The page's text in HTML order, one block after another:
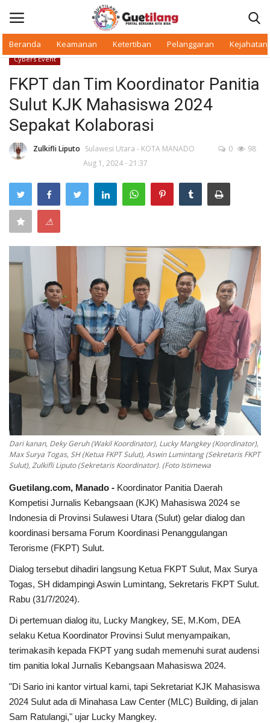
Beranda Keamanan Ketertiban Pelanggaran Kejahatan
Beranda
Daerah
Warkop Digital
Pelanggaran
Ketertiban
Keamanan
Kejahatan
Cybers Event
UMKM & Ekonomi Kreatif
Pekerja Migran Indonesia
Ekonomi
Informasi Journalism
Olahraga
Kesehatan
Layanan Publik
Perempuan/Anak
Cybers Event
FKPT dan Tim Koordinator Panitia
Sulut KJK Mahasiswa 2024
Sepakat Kolaborasi
Zulkifli Liputo Sulawesi Utara - KOTA MANADO
Aug 1, 2024 - 21:37
0 98
⚠
Dari kanan, Deky Geruh (Wakil Koordinator), Lucky Mangkey (Koordinator),
Max Surya Togas, SH (Ketua FKPT Sulut), Aswin Lumintang (Sekretaris FKPT
Sulut), Zulkifli Liputo (Sekretaris Koordinator). (Foto Istimewa
Guetilang.com, Manado - Koordinator Panitia Daerah
Kompetisi Jurnalis Kebangsaan (KJK) Mahasiswa 2024 se
Indonesia di Provinsi Sulawesi Utara (Sulut) gelar dialog dan
koordinasi bersama Forum Koordinasi Penanggulangan
Terorisme (FKPT) Sulut.
Dialog tersebut dihadiri langsung Ketua FKPT Sulut, Max Surya
Togas, SH didampingi Aswin Lumintang, Sekretaris FKPT Sulut.
Rabu (31/7/2024).
Di pertemuan dialog itu, Lucky Mangkey, SE, M.Kom, DEA
selaku Ketua Koordinator Provinsi Sulut menyampaikan,
terimakasih kepada FKPT yang sudah memenuhi surat audensi
tim panitia lokal Jurnalis Kebangsaan Mahasiswa 2024.
"Di Sario ini kantor virtual kami, tapi Sekretariat KJK Mahasiswa
2024 Sulut ada di Minahasa Law Center (MLC) Building, di jalan
Sam Ratulangi," ujar Lucky Mangkey.